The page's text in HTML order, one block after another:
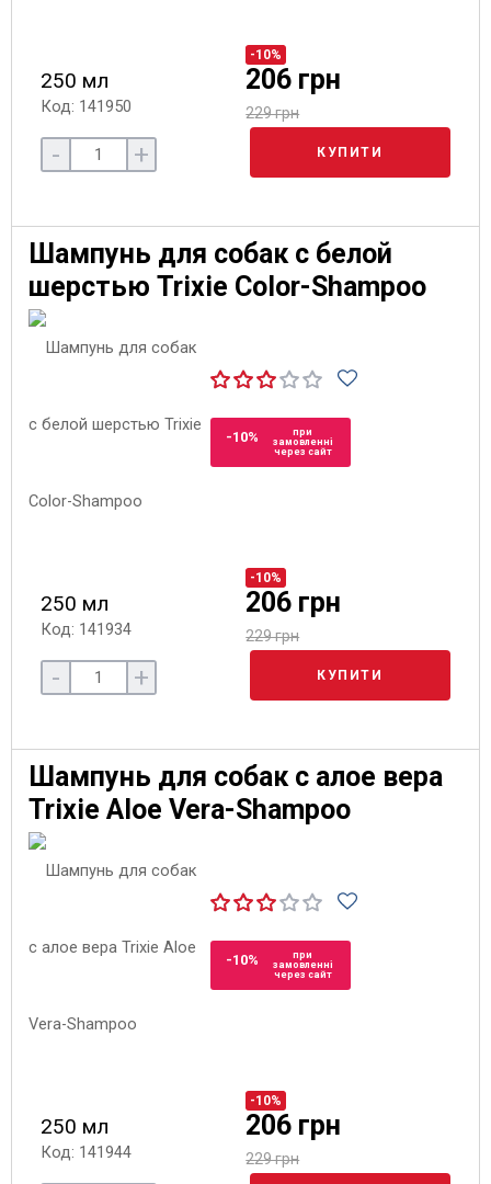
250 мл
Код: 141950
-10%
206 грн
229 грн
- + КУПИТИ
Шампунь для собак с белой
шерстью Trixie Color-Shampoo
-10%
при
замовленні
через сайт
250 мл
Код: 141934
-10%
206 грн
229 грн
- + КУПИТИ
Шампунь для собак с алое вера
Trixie Aloe Vera-Shampoo
-10%
при
замовленні
через сайт
250 мл
Код: 141944
-10%
206 грн
229 грн